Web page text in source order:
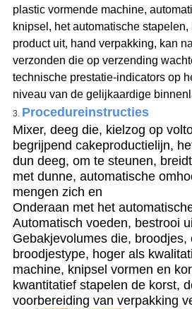
plastic vormende machine,
knipsel, het automatische stapelen,
product uit, hand verpakking, kan
verzonden die op verzending
technische prestatie-indicators op
niveau van de gelijkaardige
3. Procedureinstructies
Mixer, deeg die, kielzog op
begrijpend cakeproductielijn,
dun deeg, om te steunen,
met dunne, automatische
mengen zich en
Onderaan met het
Automatisch voeden, bestrooi
Gebakjevolumes die, broodjes,
broodjestype, hoger als
machine, knipsel vormen en
kwantitatief stapelen de korst,
voorbereiding van verpakking